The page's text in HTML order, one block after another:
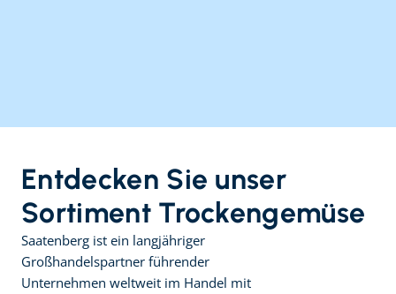
Entdecken Sie unser
Sortiment Trockengemüse
Saatenberg ist ein langjähriger
Großhandelspartner führender
Unternehmen weltweit im Handel mit